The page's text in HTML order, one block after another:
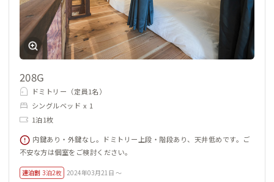
208G
ドミトリー（定員1名）
シングルベッド x 1
1泊1枚
内鍵あり・外鍵なし。ドミトリー上段・階段あり、天井低めです。ご
不安な方は個室をご検討ください。
連泊割 3泊2枚 2024年03月21日 ～